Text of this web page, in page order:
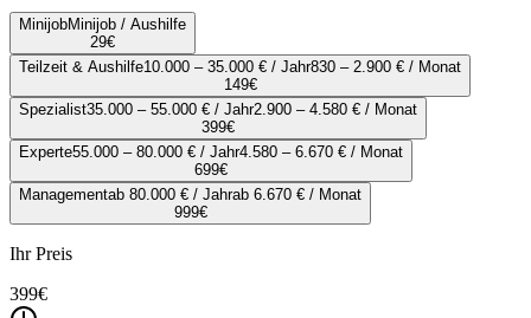
MinijobMinijob / Aushilfe
29€
Teilzeit & Aushilfe10.000 – 35.000 € / Jahr830 – 2.900 € / Monat
149€
Spezialist35.000 – 55.000 € / Jahr2.900 – 4.580 € / Monat
399€
Experte55.000 – 80.000 € / Jahr4.580 – 6.670 € / Monat
699€
Managementab 80.000 € / Jahrab 6.670 € / Monat
999€
Ihr Preis
399€